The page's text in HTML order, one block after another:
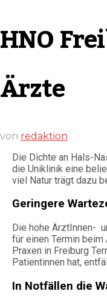
HNO
Ärzte
von redaktion
Die Dichte an Hals-
die Uniklinik eine
viel Natur trägt dazu
Geringere
Die hohe ÄrztInnen-
für einen Termin beim
Praxen in Freiburg
Patientinnen hat,
In Notfällen die